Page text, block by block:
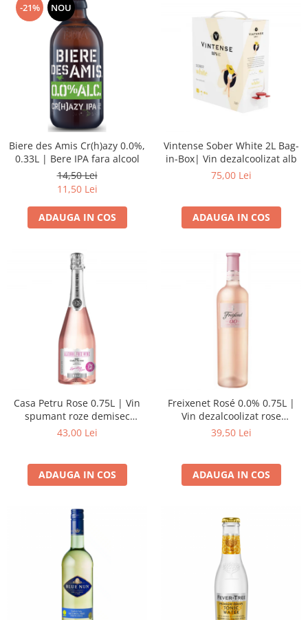
-21% NOU
Biere des Amis Cr(h)azy 0.0%,
0.33L | Bere IPA fara alcool
14,50 Lei
11,50 Lei
ADAUGA IN COS
Vintense Sober White 2L Bag-
in-Box| Vin dezalcoolizat alb
75,00 Lei
ADAUGA IN COS
Casa Petru Rose 0.75L | Vin
spumant roze demisec
dezalcoolizat
43,00 Lei
ADAUGA IN COS
Freixenet Rosé 0.0% 0.75L |
Vin dezalcoolizat rose
demisec
39,50 Lei
ADAUGA IN COS